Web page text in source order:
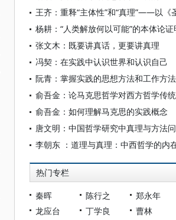
张文木：既要讲真话，更要讲真理
冯契：在实践中认识世界和认识自己
阮青：掌握实践的思想方法和工作方法
俞吾金：如何理解马克思的实践概念
唐文明：中国哲学研究中真理与方法
热门专栏
秦晖 陈行之
郑永年
龙应台
丁学良
曹林